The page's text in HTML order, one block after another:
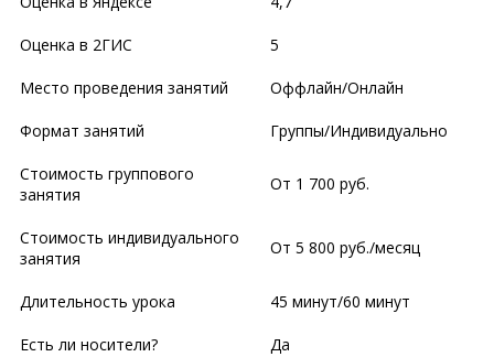
Оценка в 2ГИС 5
Место проведения занятий Оффлайн/Онлайн
Формат занятий Группы/Индивидуально
Стоимость группового
занятия
От 1 700 руб.
Стоимость индивидуального
занятия
От 5 800 руб./месяц
Длительность урока 45 минут/60 минут
Есть ли носители? Да